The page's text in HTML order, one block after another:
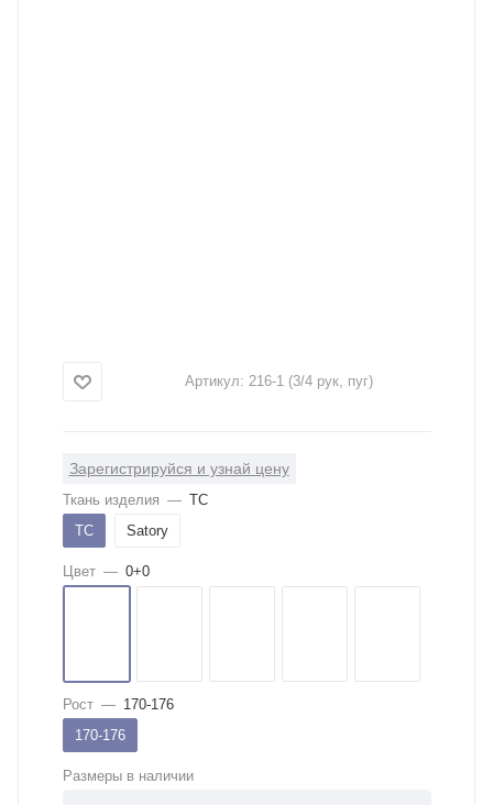
Артикул: 216-1 (3/4 рук, пуг)
Зарегистрируйся и узнай цену
Ткань изделия — ТС
ТС
Satory
Цвет — 0+0
Рост — 170-176
170-176
Размеры в наличии